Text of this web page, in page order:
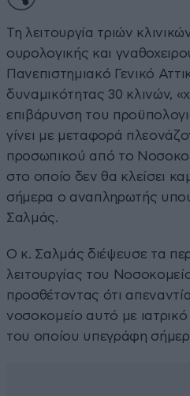
Τη λειτουργία τριών
ουρολογικής και
Πανεπιστημιακό Γενικό
δυναμικότητας 30 κλινών,
επιβάρυνση του
γίνει με μεταφορά
προσωπικού από το
στο οποίο δεν θα κλείσει
σήμερα ο αναπληρωτής
Σαλμάς.
Ο κ. Σαλμάς διέψευσε τα
λειτουργίας του
προσθέτοντας ότι
νοσοκομείο αυτό με
του οποίου υπεγράφη